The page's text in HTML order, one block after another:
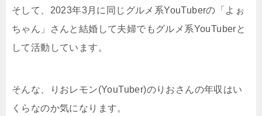
そして、2023年3月に同じグルメ系YouTuberの「よぉ
ちゃん」さんと結婚して夫婦でもグルメ系YouTuberと
して活動しています。
そんな、りおレモン(YouTuber)のりおさんの年収はい
くらなのか気になります。